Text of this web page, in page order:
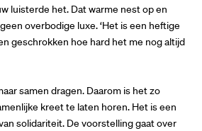
luisterde het. Dat warme nest op en
overbodige luxe. ‘Het is een heftige
geschrokken hoe hard het me nog altijd
samen dragen. Daarom is het zo
kreet te laten horen. Het is een
solidariteit. De voorstelling gaat over